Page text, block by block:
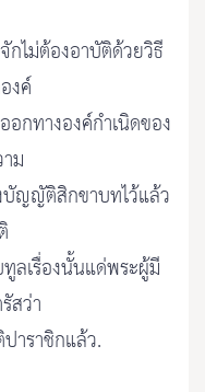
กไม่ต้องอาบัติด้วยวิธี
งค์
กทางองค์กำเนิดของ
ม
บัญญัติสิกขาบทไว้แล้ว
ลเรื่องนั้นแด่พระผู้มี
สว่า
าราชิกแล้ว.